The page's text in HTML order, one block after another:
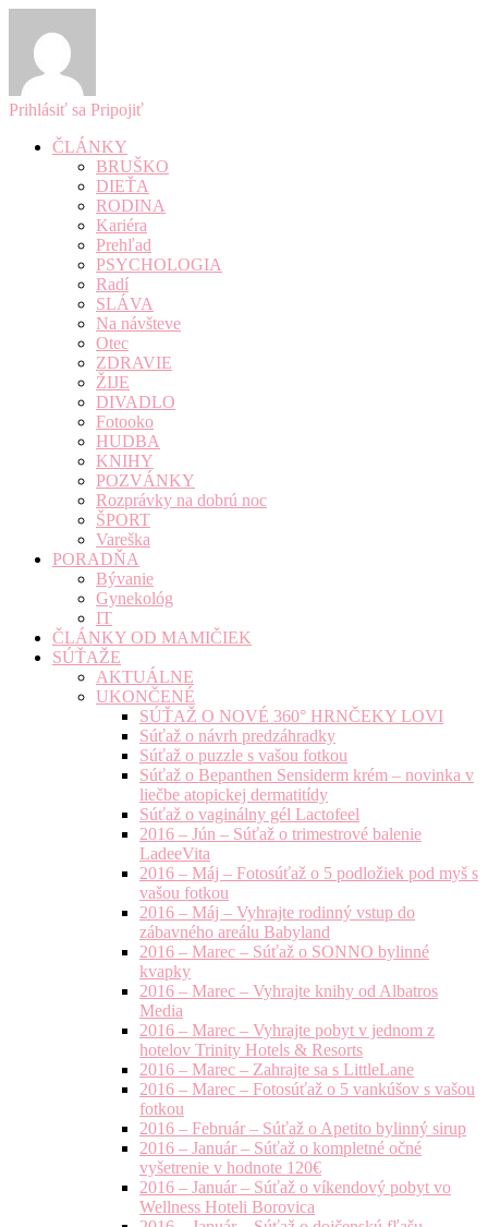
Prihlásiť sa Pripojiť
ČLÁNKY
BRUŠKO
DIEŤA
RODINA
Kariéra
Prehľad
PSYCHOLOGIA
Radí
SLÁVA
Na návšteve
Otec
ZDRAVIE
ŽIJE
DIVADLO
Fotooko
HUDBA
KNIHY
POZVÁNKY
Rozprávky na dobrú noc
ŠPORT
Vareška
PORADŇA
Bývanie
Gynekológ
IT
ČLÁNKY OD MAMIČIEK
SÚŤAŽE
AKTUÁLNE
UKONČENÉ
SÚŤAŽ O NOVÉ 360° HRNČEKY LOVI
Súťaž o návrh predzáhradky
Súťaž o puzzle s vašou fotkou
Súťaž o Bepanthen Sensiderm krém – novinka v
liečbe atopickej dermatitídy
Súťaž o vaginálny gél Lactofeel
2016 – Jún – Súťaž o trimestrové balenie
LadeeVita
2016 – Máj – Fotosúťaž o 5 podložiek pod myš s
vašou fotkou
2016 – Máj – Vyhrajte rodinný vstup do
zábavného areálu Babyland
2016 – Marec – Súťaž o SONNO bylinné
kvapky
2016 – Marec – Vyhrajte knihy od Albatros
Media
2016 – Marec – Vyhrajte pobyt v jednom z
hotelov Trinity Hotels & Resorts
2016 – Marec – Zahrajte sa s LittleLane
2016 – Marec – Fotosúťaž o 5 vankúšov s vašou
fotkou
2016 – Február – Súťaž o Apetito bylinný sirup
2016 – Január – Súťaž o kompletné očné
vyšetrenie v hodnote 120€
2016 – Január – Súťaž o víkendový pobyt vo
Wellness Hoteli Borovica